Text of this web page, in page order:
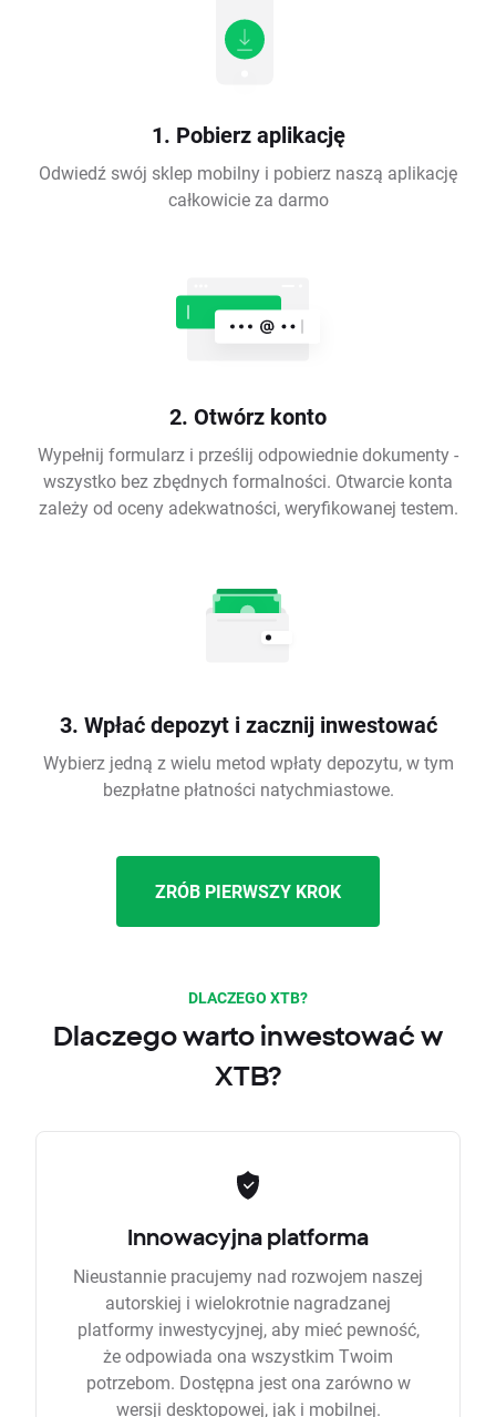
1. Pobierz aplikację
Odwiedź swój sklep mobilny i pobierz naszą aplikację
całkowicie za darmo
2. Otwórz konto
Wypełnij formularz i prześlij odpowiednie dokumenty -
wszystko bez zbędnych formalności. Otwarcie konta
zależy od oceny adekwatności, weryfikowanej testem.
3. Wpłać depozyt i zacznij inwestować
Wybierz jedną z wielu metod wpłaty depozytu, w tym
bezpłatne płatności natychmiastowe.
ZRÓB PIERWSZY KROK
DLACZEGO XTB?
Dlaczego warto inwestować w
XTB?
Innowacyjna platforma
Nieustannie pracujemy nad rozwojem naszej
autorskiej i wielokrotnie nagradzanej
platformy inwestycyjnej, aby mieć pewność,
że odpowiada ona wszystkim Twoim
potrzebom. Dostępna jest ona zarówno w
wersji desktopowej, jak i mobilnej.